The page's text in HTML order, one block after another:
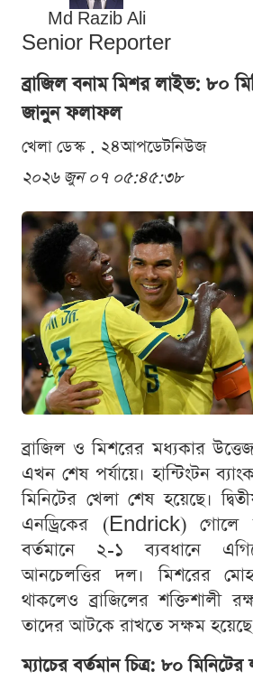
Md Razib Ali
Senior Reporter
ব্রাজিল বনাম মিশর লাইভ: ৮০
জানুন ফলাফল
খেলা ডেস্ক . ২৪আপডেটনিউজ
২০২৬ জুন ০৭ ০৫:৪৫:৩৮
ব্রাজিল ও মিশরের মধ্যকার
এখন শেষ পর্যায়ে। হান্টিংটন
মিনিটের খেলা শেষ হয়েছে।
এনড্রিকের (Endrick) গোলে
বর্তমানে ২-১ ব্যবধানে
আনচেলত্তির দল। মিশরের
থাকলেও ব্রাজিলের শক্তিশালী
তাদের আটকে রাখতে সক্ষম
ম্যাচের বর্তমান চিত্র: ৮০